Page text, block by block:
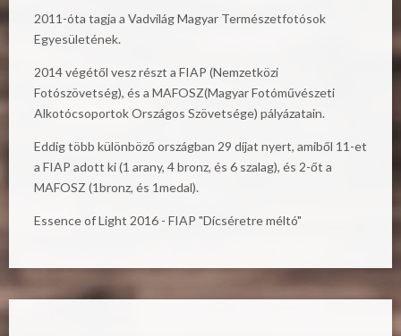
2011-óta tagja a Vadvilág Magyar Természetfotósok
Egyesületének.
2014 végétől vesz részt a FIAP (Nemzetközi
Fotószövetség), és a MAFOSZ(Magyar Fotóművészeti
Alkotócsoportok Országos Szövetsége) pályázatain.
Eddig több különböző országban 29 díjat nyert, amiből 11-et
a FIAP adott ki (1 arany, 4 bronz, és 6 szalag), és 2-őt a
MAFOSZ (1bronz, és 1medal).
Essence of Light 2016 - FIAP "Dícséretre méltó"